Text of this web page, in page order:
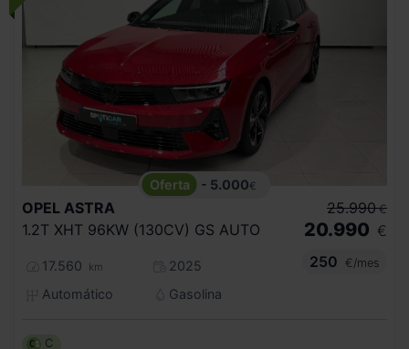
- 5.000€
OPEL ASTRA
1.2T XHT 96KW (130CV) GS AUTO
17.560 km
2025
Automático
Gasolina
25.990 €
20.990 €
250
€/mes
C